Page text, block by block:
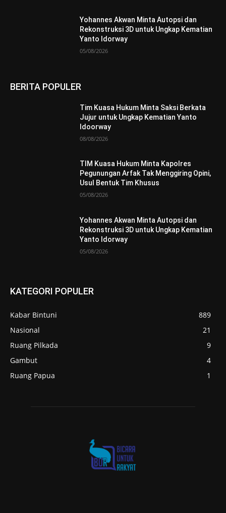
Yohannes Akwan Minta Autopsi dan
Rekonstruksi 3D untuk Ungkap Kematian
Yanto Idorway
05/08/2026
BERITA POPULER
Tim Kuasa Hukum Minta Saksi Berkata
Jujur untuk Ungkap Kematian Yanto
Idoorway
08/08/2026
TIM Kuasa Hukum Minta Kapolres
Pegunungan Arfak Tak Menggiring Opini,
Usul Bentuk Tim Khusus
05/08/2026
Yohannes Akwan Minta Autopsi dan
Rekonstruksi 3D untuk Ungkap Kematian
Yanto Idorway
05/08/2026
KATEGORI POPULER
Kabar Bintuni
889
Nasional
21
Ruang Pilkada
9
Gambut
4
Ruang Papua
1